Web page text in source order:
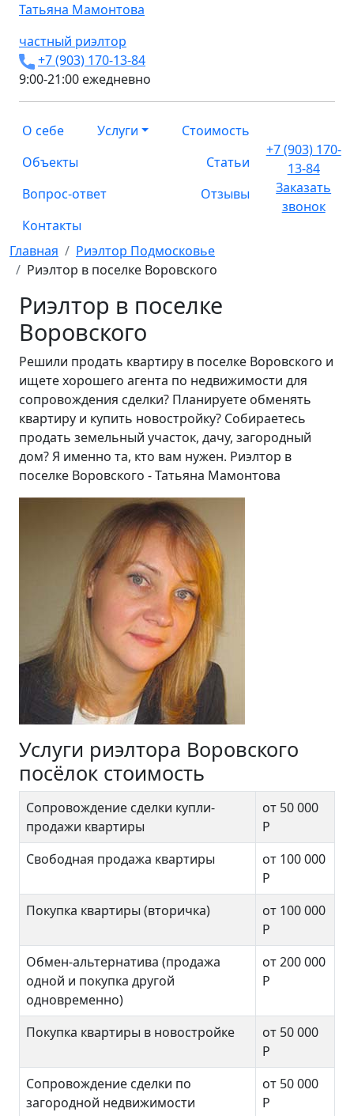
Татьяна Мамонтова
частный риэлтор
+7 (903) 170-13-84
9:00-21:00 ежедневно
О себе Услуги
Стоимость
Объекты
Статьи
Вопрос-ответ
Отзывы
Контакты
+7 (903) 170-
13-84
Заказать
звонок
Главная
Риэлтор Подмосковье
Риэлтор в поселке Воровского
Риэлтор в поселке
Воровского
Решили продать квартиру в поселке Воровского и
ищете хорошего агента по недвижимости для
сопровождения сделки? Планируете обменять
квартиру и купить новостройку? Собираетесь
продать земельный участок, дачу, загородный
дом? Я именно та, кто вам нужен. Риэлтор в
поселке Воровского - Татьяна Мамонтова
Услуги риэлтора Воровского
посёлок стоимость
Сопровождение сделки купли-
продажи квартиры
от 50 000
Р
Свободная продажа квартиры
от 100 000
Р
Покупка квартиры (вторичка)
от 100 000
Р
Обмен-альтернатива (продажа
одной и покупка другой
одновременно)
от 200 000
Р
Покупка квартиры в новостройке
от 50 000
Р
Сопровождение сделки по
загородной недвижимости
от 50 000
Р